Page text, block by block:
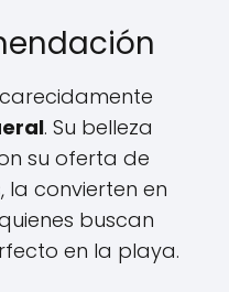
. Su belleza
su oferta de
la convierten en
buscan
en la playa.